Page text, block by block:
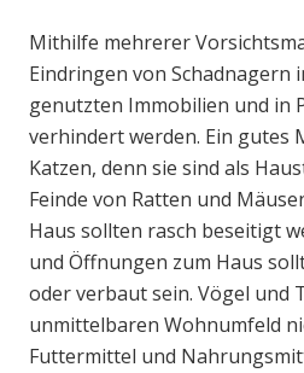
Mithilfe mehrerer
Eindringen von Schadnagern
genutzten Immobilien und in
verhindert werden. Ein gutes
Katzen, denn sie sind als
Feinde von Ratten und
Haus sollten rasch beseitigt
und Öffnungen zum Haus
oder verbaut sein. Vögel und
unmittelbaren Wohnumfeld
Futtermittel und